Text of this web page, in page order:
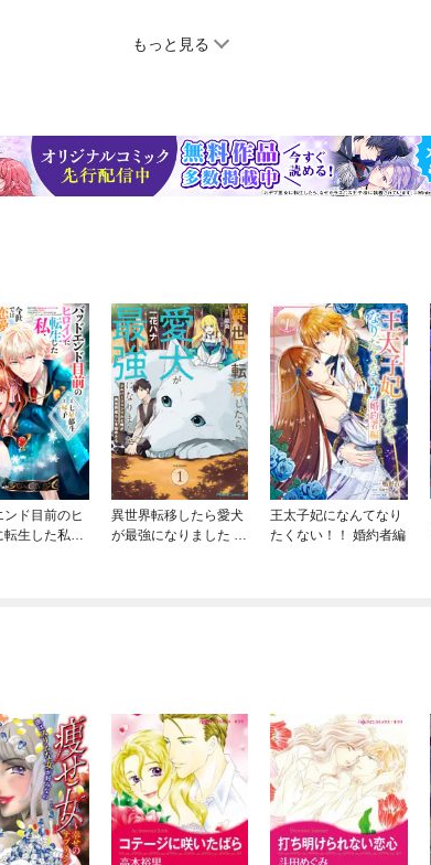
もっと見る
ンド目前のヒ
転生した私、
異世界転移したら愛犬
が最強になりました ～
王太子妃になんてなり
たくない！！ 婚約者編